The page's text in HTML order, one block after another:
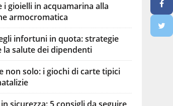
i gioielli in acquamarina alla
armocromatica
infortuni in quota: strategie
la salute dei dipendenti
non solo: i giochi di carte tipici